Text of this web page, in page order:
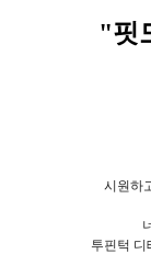
"핏
시원하
투핀턱 디